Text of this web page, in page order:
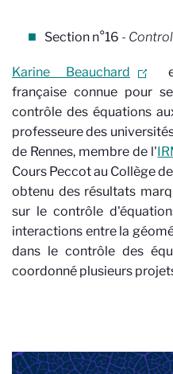
Section n°16 -
Karine Beauchard
française connue pour
contrôle des équations
professeure des
de Rennes, membre de l'
Cours Peccot au Collège
obtenu des résultats
sur le contrôle
interactions entre la
dans le contrôle des
coordonné plusieurs